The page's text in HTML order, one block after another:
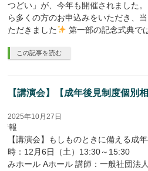
つどい」が、今年も開催されました
ら多くの方のお申込みをいただき、
ただきました
第一部の記念式典で
この記事を読む
【講演会】【成年後見制度個別
2025年10月27日
報
【講演会】もしものときに備える成
時：12月6日（土）13:30～
みホール Aホール 講師：一般社団法